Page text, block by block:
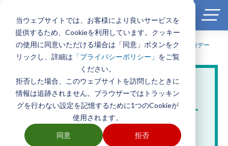
当ウェブサイトでは、お客様により良いサービスを
提供するため、Cookieを利用しています。クッキー
の使用に同意いただける場合は「同意」ボタンをク
リックし、詳細は 「プライバシーポリシー」 をご覧
ください。
拒否した場合、このウェブサイトを訪問したときに
情報は追跡されません。ブラウザーではトラッキン
グを行わない設定を記憶するために1つのCookieが
使用されます。
同意 拒否
ホーム> 製品とサービス一覧>エリアマーケティング・商圏分析デー
タ>東洋経済社版 地域経済データ